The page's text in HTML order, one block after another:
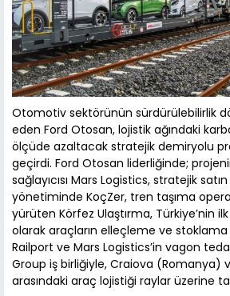
Otomotiv sektörünün sürdürülebilirlik
eden Ford Otosan, lojistik ağındaki
ölçüde azaltacak stratejik demiryolu
geçirdi. Ford Otosan liderliğinde;
sağlayıcısı Mars Logistics, stratejik
yönetiminde KoçZer, tren taşıma
yürüten Körfez Ulaştırma, Türkiye’nin
olarak araçların elleçleme ve
Railport ve Mars Logistics’in vagon
Group iş birliğiyle, Craiova (Romanya)
arasındaki araç lojistiği raylar üzerine